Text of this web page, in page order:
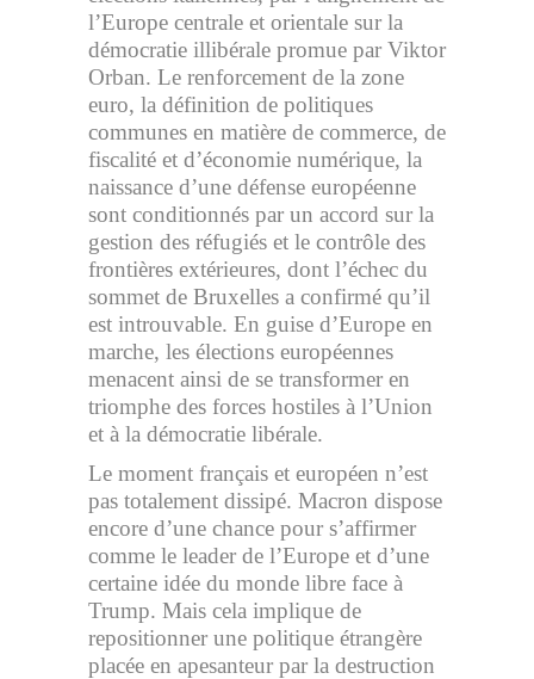
l’Europe centrale et orientale sur la
démocratie illibérale promue par Viktor
Orban. Le renforcement de la zone
euro, la définition de politiques
communes en matière de commerce, de
fiscalité et d’économie numérique, la
naissance d’une défense européenne
sont conditionnés par un accord sur la
gestion des réfugiés et le contrôle des
frontières extérieures, dont l’échec du
sommet de Bruxelles a confirmé qu’il
est introuvable. En guise d’Europe en
marche, les élections européennes
menacent ainsi de se transformer en
triomphe des forces hostiles à l’Union
et à la démocratie libérale.
Le moment français et européen n’est
pas totalement dissipé. Macron dispose
encore d’une chance pour s’affirmer
comme le leader de l’Europe et d’une
certaine idée du monde libre face à
Trump. Mais cela implique de
repositionner une politique étrangère
placée en apesanteur par la destruction